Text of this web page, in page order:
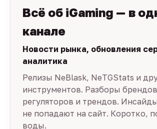
Всё об iGaming — в
канале
Новости рынка, обновления
аналитика
Релизы NeBlask, NeTGStats и
инструментов. Разборы
регуляторов и трендов.
не попадают на сайт. Коротко,
воды.